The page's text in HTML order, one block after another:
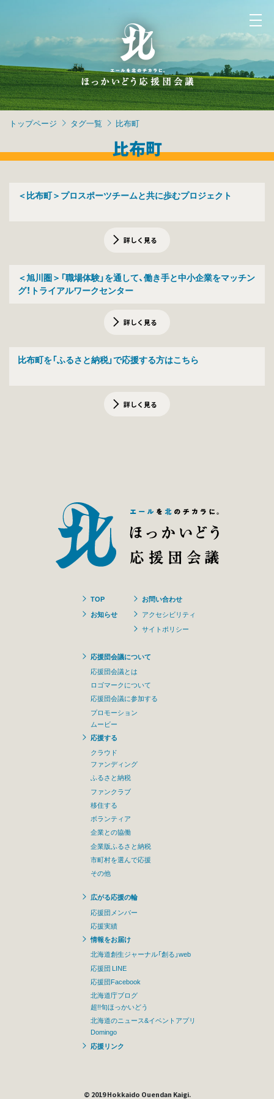
トップページ タグ一覧 比布町
比布町
＜比布町＞プロスポーツチームと共に歩むプロジェクト
詳しく見る
＜旭川圏＞「職場体験」を通して、働き手と中小企業をマッチン
グ！トライアルワークセンター
詳しく見る
比布町を「ふるさと納税」で応援する方はこちら
詳しく見る
TOP
お知らせ
お問い合わせ
アクセシビリティ
サイトポリシー
応援団会議について
応援団会議とは
ロゴマークについて
応援団会議に参加する
プロモーション
ムービー
応援する
クラウド
ファンディング
ふるさと納税
ファンクラブ
移住する
ボランティア
企業との協働
企業版ふるさと納税
市町村を選んで応援
その他
広がる応援の輪
応援団メンバー
応援実績
情報をお届け
北海道創生ジャーナル「創る」web
応援団 LINE
応援団Facebook
北海道庁ブログ
超!!旬ほっかいどう
北海道のニュース&イベントアプリ
Domingo
応援リンク
© 2019 Hokkaido Ouendan Kaigi.